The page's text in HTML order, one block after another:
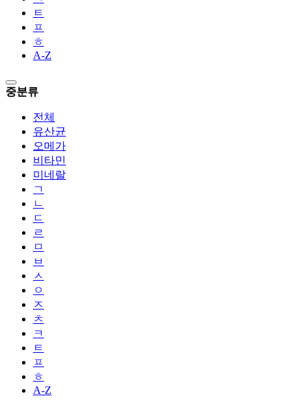
ㅌ
ㅍ
ㅎ
A-Z
중분류
전체
유산균
오메가
비타민
미네랄
ㄱ
ㄴ
ㄷ
ㄹ
ㅁ
ㅂ
ㅅ
ㅇ
ㅈ
ㅊ
ㅋ
ㅌ
ㅍ
ㅎ
A-Z